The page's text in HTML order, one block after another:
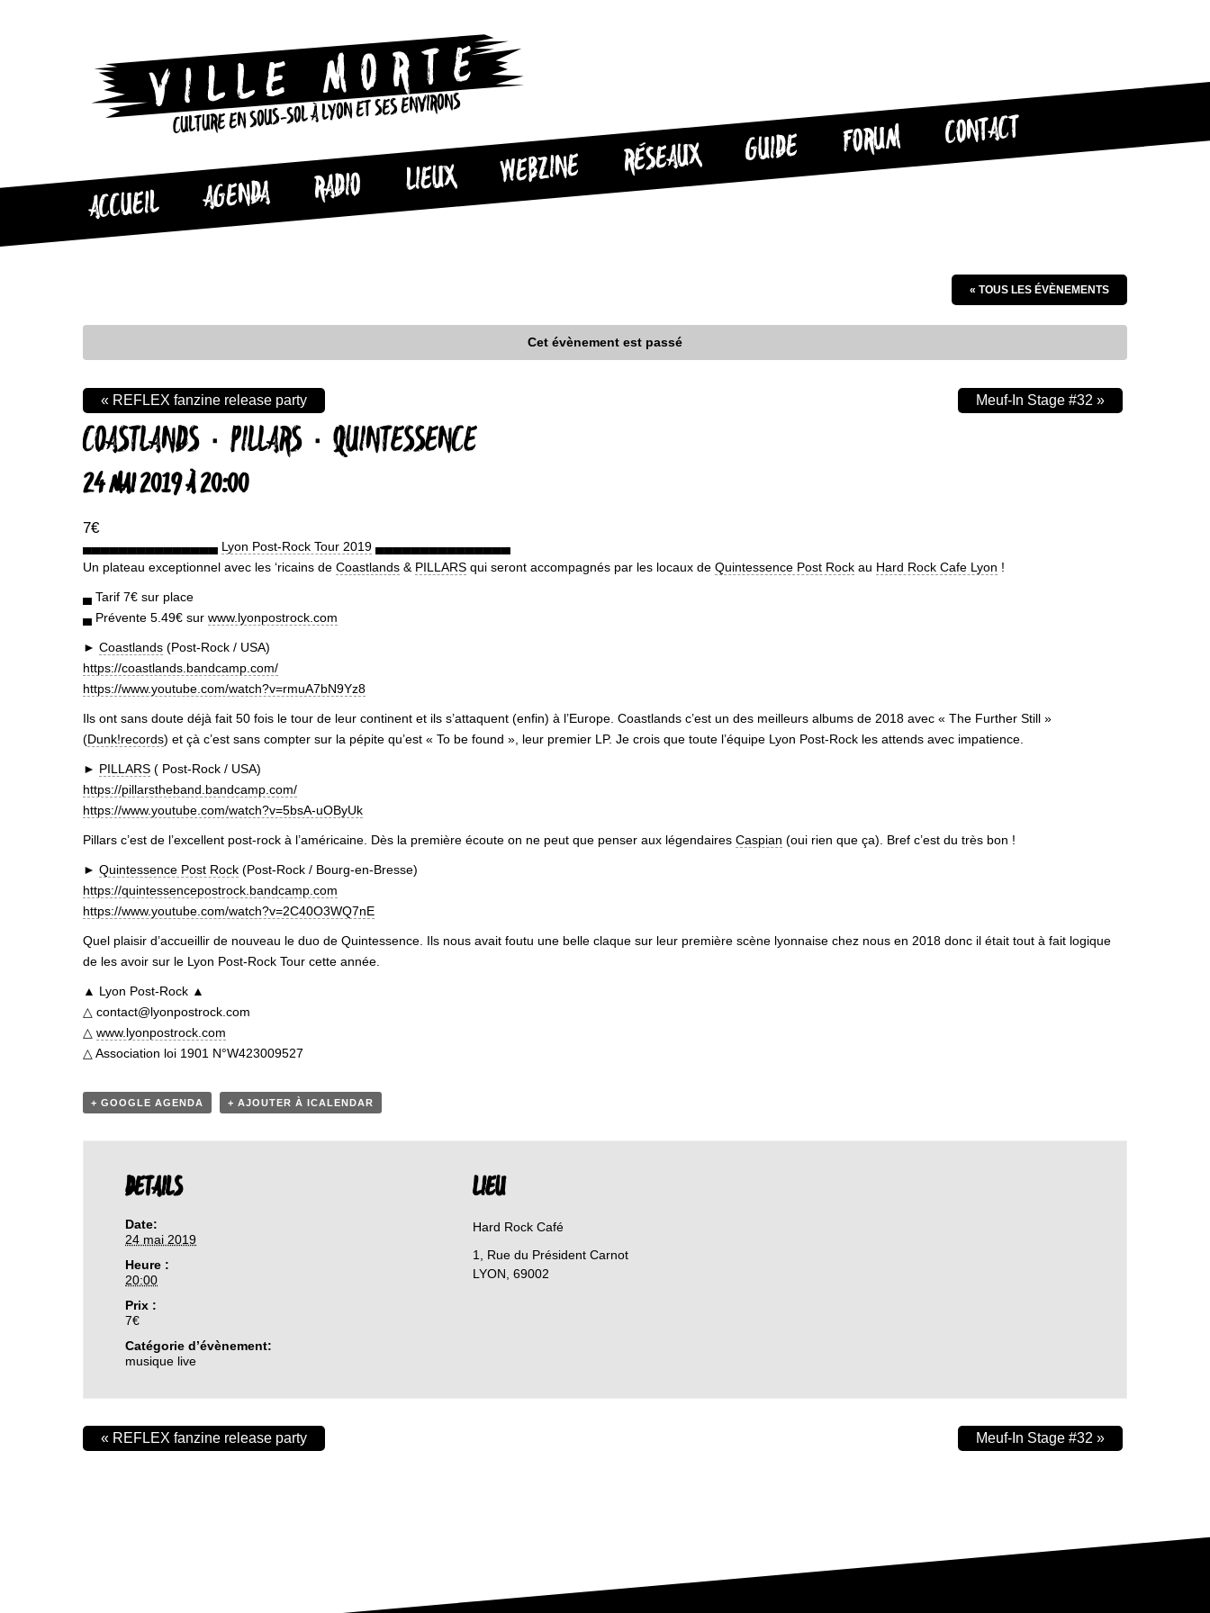
CULTURE EN SOUS-SOL À LYON ET SES ENVIRONS
ACCUEIL AGENDA RADIO LIEUX WEBZINE RÉSEAUX GUIDE FORUM CONTACT
« TOUS LES ÉVÈNEMENTS
Cet évènement est passé
COASTLANDS ۰ PILLARS ۰ QUINTESSENCE
24 MAI 2019 À 20:00
7€
« REFLEX fanzine release party Meuf-In Stage #32 »
▄▄▄▄▄▄▄▄▄▄▄▄▄▄▄ Lyon Post-Rock Tour 2019 ▄▄▄▄▄▄▄▄▄▄▄▄▄▄▄
Un plateau exceptionnel avec les ‘ricains de Coastlands & PILLARS qui seront accompagnés par les locaux de Quintessence Post Rock au Hard Rock Cafe Lyon !
▄ Tarif 7€ sur place
▄ Prévente 5.49€ sur www.lyonpostrock.com
► Coastlands (Post-Rock / USA)
https://coastlands.bandcamp.com/
https://www.youtube.com/watch?v=rmuA7bN9Yz8
Ils ont sans doute déjà fait 50 fois le tour de leur continent et ils s’attaquent (enfin) à l’Europe. Coastlands c’est un des meilleurs albums de 2018 avec « The Further Still »
(Dunk!records) et çà c’est sans compter sur la pépite qu’est « To be found », leur premier LP. Je crois que toute l’équipe Lyon Post-Rock les attends avec impatience.
► PILLARS ( Post-Rock / USA)
https://pillarstheband.bandcamp.com/
https://www.youtube.com/watch?v=5bsA-uOByUk
Pillars c’est de l’excellent post-rock à l’américaine. Dès la première écoute on ne peut que penser aux légendaires Caspian (oui rien que ça). Bref c’est du très bon !
► Quintessence Post Rock (Post-Rock / Bourg-en-Bresse)
https://quintessencepostrock.bandcamp.com
https://www.youtube.com/watch?v=2C40O3WQ7nE
Quel plaisir d’accueillir de nouveau le duo de Quintessence. Ils nous avait foutu une belle claque sur leur première scène lyonnaise chez nous en 2018 donc il était tout à fait logique
de les avoir sur le Lyon Post-Rock Tour cette année.
▲ Lyon Post-Rock ▲
△ contact@lyonpostrock.com
△ www.lyonpostrock.com
△ Association loi 1901 N°W423009527
+ GOOGLE AGENDA + AJOUTER À ICALENDAR
DETAILS
Date:
24 mai 2019
Heure :
20:00
Prix :
7€
Catégorie d’évènement:
musique live
LIEU
Hard Rock Café
1, Rue du Président Carnot
LYON 69002
« REFLEX fanzine release party Meuf-In Stage #32 »